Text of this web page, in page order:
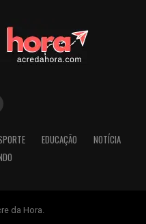
EDUCAÇÃO
NOTÍCIA
da Hora.